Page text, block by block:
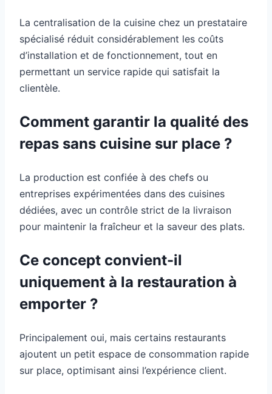
La centralisation de la cuisine chez un prestataire
spécialisé réduit considérablement les coûts
d’installation et de fonctionnement, tout en
permettant un service rapide qui satisfait la
clientèle.
Comment garantir la qualité des
repas sans cuisine sur place ?
La production est confiée à des chefs ou
entreprises expérimentées dans des cuisines
dédiées, avec un contrôle strict de la livraison
pour maintenir la fraîcheur et la saveur des plats.
Ce concept convient-il
uniquement à la restauration à
emporter ?
Principalement oui, mais certains restaurants
ajoutent un petit espace de consommation rapide
sur place, optimisant ainsi l’expérience client.